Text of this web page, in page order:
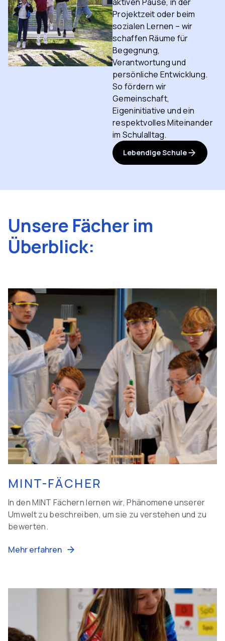
Projektzeit oder beim
sozialen Lernen – wir
schaffen Räume für
Begegnung,
Verantwortung und
persönliche Entwicklung.
So fördern wir
Gemeinschaft,
Eigeninitiative und ein
respektvolles Miteinander
im Schulalltag.
Lebendige Schule
Unsere Fächer im
Überblick:
MINT-FÄCHER
In den MINT Fächern lernen wir, Phänomene unserer
Umwelt zu beschreiben, um sie zu verstehen und zu
bewerten.
Mehr erfahren